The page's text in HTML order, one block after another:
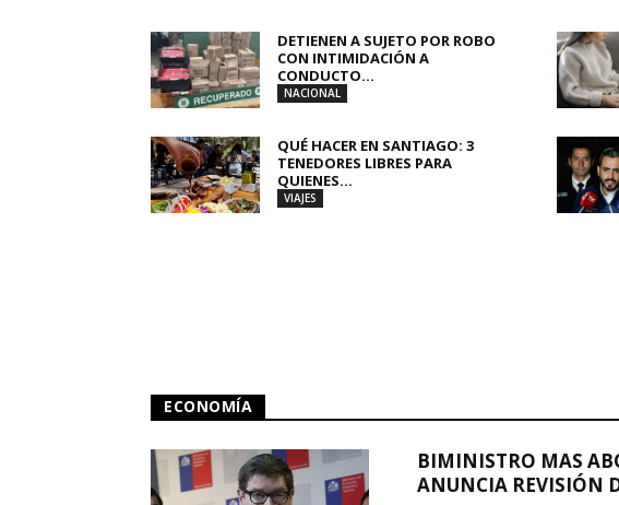
DETIENEN A SUJETO POR ROBO
CON INTIMIDACIÓN A
CONDUCTO...
NACIONAL
QUÉ HACER EN SANTIAGO: 3
TENEDORES LIBRES PARA
QUIENES...
VIAJES
ECONOMÍA
BIMINISTRO MAS
ANUNCIA REVISIÓN